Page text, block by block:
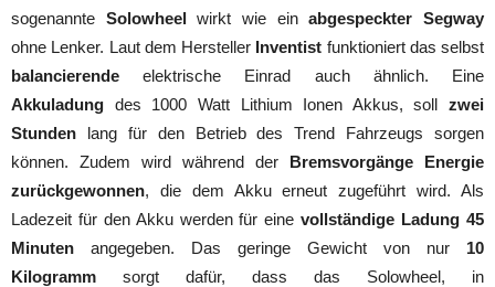
sogenannte Solowheelwirkt wie einabgespeckter Segway
ohne Lenker. Laut dem Hersteller Inventist funktioniert das selbst
balancierendeelektrische Einrad auch ähnlich. Eine
Akkuladung des 1000 Watt Lithium Ionen Akkus, soll zwei
Stunden lang für den Betrieb des Trend Fahrzeugs sorgen
können. Zudem wird während der Bremsvorgänge Energie
zurückgewonnen, die dem Akku erneut zugeführt wird. Als
Ladezeit für den Akku werden für eine vollständige Ladung 45
Minuten angegeben. Das geringe Gewicht von nur 10
Kilogramm sorgt dafür, dass das Solowheel, in